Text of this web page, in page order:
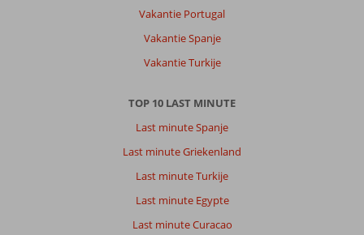
Vakantie Portugal
Vakantie Spanje
Vakantie Turkije
TOP 10 LAST MINUTE
Last minute Spanje
Last minute Griekenland
Last minute Turkije
Last minute Egypte
Last minute Curacao